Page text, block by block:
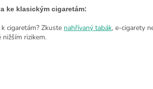
ke klasickým cigaretám:
cigaretám? Zkuste nahřívaný tabák, e-cigarety
nižším rizikem.